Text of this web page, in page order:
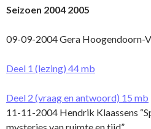
Seizoen 2004 2005
09-09-2004 Gera Hoogendoorn-
Deel 1 (lezing) 44 mb
Deel 2 (vraag en antwoord) 15 mb
11-11-2004 Hendrik Klaassens